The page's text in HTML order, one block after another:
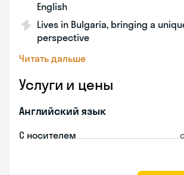
English
Lives in Bulgaria, bringing a
perspective
Читать дальше
Услуги и цены
Английский язык
С носителем